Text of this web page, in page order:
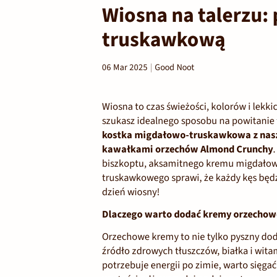
Wiosna na talerzu:
truskawkową
06 Mar 2025 Good Noot
Wiosna to czas świeżości, kolorów i
szukasz idealnego sposobu na
kostka migdałowo-truskawkowa z
kawałkami orzechów Almond Crunchy
biszkoptu, aksamitnego kremu
truskawkowego sprawi, że każdy kęs
dzień wiosny!
Dlaczego warto dodać kremy
Orzechowe kremy to nie tylko pyszny
źródło zdrowych tłuszczów, białka i
potrzebuje energii po zimie, warto